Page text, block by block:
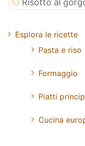
Risotto al
Esplora le ricette
Pasta e riso
Formaggio
Piatti
Cucina